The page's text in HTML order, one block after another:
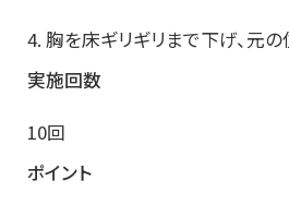
4. 胸を床ギリギリまで下げ、元
実施回数
10回
ポイント